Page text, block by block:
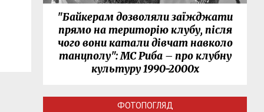
"Байкерам дозволяли заїжджати
прямо на територію клубу, після
чого вони катали дівчат навколо
танцполу": МС Риба – про клубну
культуру 1990-2000х
ФОТОПОГЛЯД